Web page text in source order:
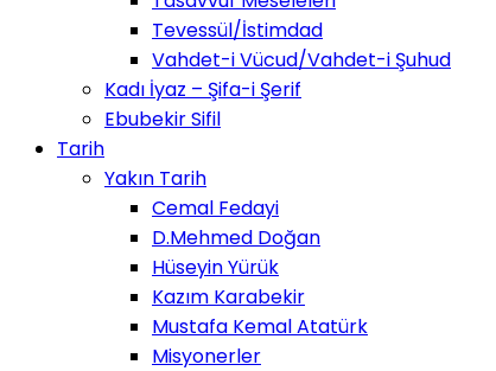
Tevessül/İstimdad
Vahdet-i Vücud/Vahdet-i Şuhud
Kadı İyaz – Şifa-i Şerif
Ebubekir Sifil
Tarih
Yakın Tarih
Cemal Fedayi
D.Mehmed Doğan
Hüseyin Yürük
Kazım Karabekir
Mustafa Kemal Atatürk
Misyonerler